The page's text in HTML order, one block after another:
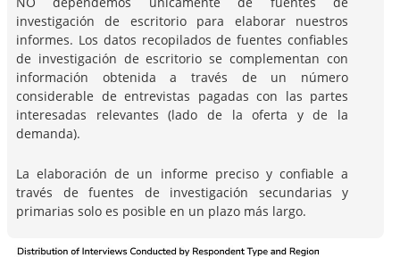
investigación de escritorio para elaborar nuestros
informes. Los datos recopilados de fuentes confiables
de investigación de escritorio se complementan con
información obtenida a través de un número
considerable de entrevistas pagadas con las partes
interesadas relevantes (lado de la oferta y de la
demanda).
La elaboración de un informe preciso y confiable a
través de fuentes de investigación secundarias y
primarias solo es posible en un plazo más largo.